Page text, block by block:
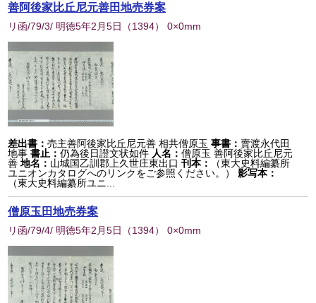
善阿後家比丘尼元善田地売券案
リ函/79/3/ 明徳5年2月5日 （1394） 0×0mm
差出書：売主善阿後家比丘尼元善 相共僧原玉 事書：賣渡永代田
地事 書止：仍為後日證文状如件 人名：僧原玉 善阿後家比丘尼元
善 地名： 山城国乙訓郡上久世庄東出口 刊本：
（東大史料編纂所
ユニオンカタログへのリンクをご参照ください。）
影写本：
（東大史料編纂所ユニ...
僧原玉田地売券案
リ函/79/4/ 明徳5年2月5日 （1394） 0×0mm